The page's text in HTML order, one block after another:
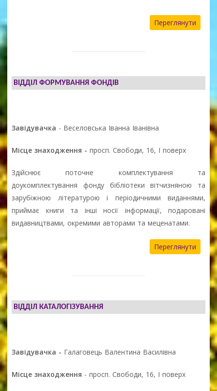
Переглянути
ВІДДІЛ ФОРМУВАННЯ ФОНДІВ
Завідувачка - Веселовська Іванна Іванівна
Місце знаходження - просп. Свободи, 16, І поверх
Здійснює поточне комплектування та
доукомплектування фонду бібліотеки вітчизняною та
зарубіжною літературою і періодичними виданнями,
приймає книги та інші носії інформації, подаровані
видавництвами, окремими авторами та меценатами.
Переглянути
ВІДДІЛ КАТАЛОГІЗУВАННЯ
Завідувачка - Галаговець Валентина Василівна
Місце знаходження - просп. Свободи, 16, І поверх